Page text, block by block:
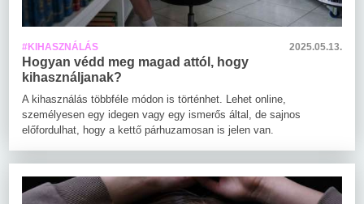
#KIHASZNÁLÁS 2025.05.13.
Hogyan védd meg magad attól, hogy
kihasználjanak?
A kihasználás többféle módon is történhet. Lehet online,
személyesen egy idegen vagy egy ismerős által, de sajnos
előfordulhat, hogy a kettő párhuzamosan is jelen van.